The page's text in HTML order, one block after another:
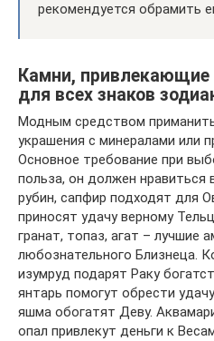
рекомендуется обрамить
Камни, привлекающие
для всех знаков
Модным средством
украшения с минералами или
Основное требование при
польза, он должен нравиться
рубин, сапфир подходят для
приносят удачу верному
гранат, топаз, агат – лучшие
любознательного Близнеца.
изумруд подарят Раку
янтарь помогут обрести
яшма обогатят Деву.
опал привлекут деньги к